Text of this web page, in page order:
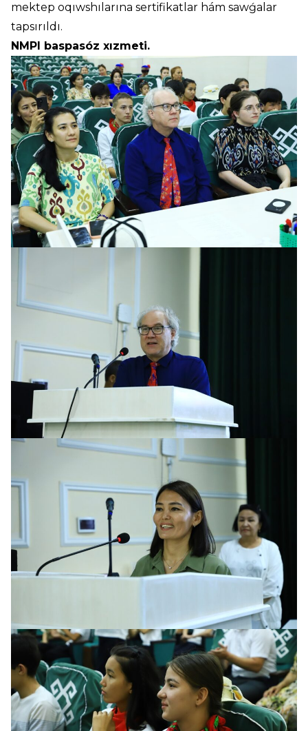
mektep oqıwshılarına sertifikatlar hám sawǵalar
tapsırıldı.
NMPI baspasóz xızmeti.